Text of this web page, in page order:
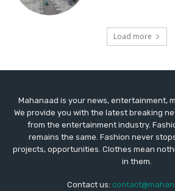
Mahanaad is your news, entertainment,
We provide you with the latest breaking
from the entertainment industry.
remains the same. Fashion never
projects, opportunities. Clothes mean
in them.
Contact us: